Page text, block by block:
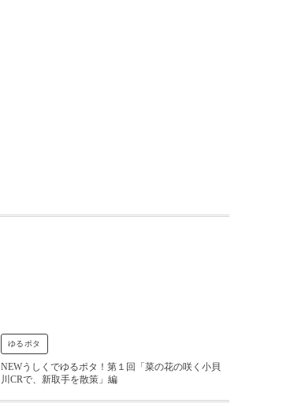
ゆるポタ
NEWうしくでゆるポタ！第１回「菜の花の咲く小貝
川CRで、新取手を散策」編